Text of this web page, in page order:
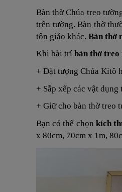
Bàn thờ Chúa treo
trên tường. Bàn thờ
tôn giáo khác. Bàn thờ
Khi bài trí bàn thờ treo
+ Đặt tượng Chúa Kitô
+ Sắp xếp các vật dụng
+ Giữ cho bàn thờ treo
Bạn có thể chọn kích
x 80cm, 70cm x 1m,